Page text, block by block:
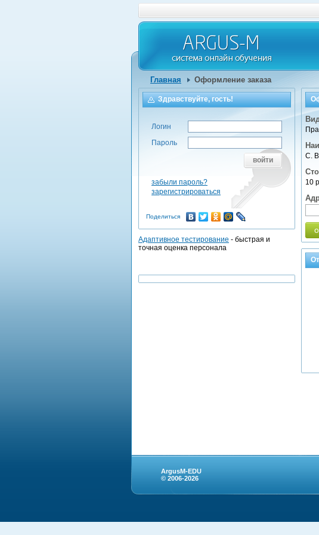
Главная Оформление заказа
С.
10
Здравствуйте, гость!
Логин
Пароль
войти
забыли пароль?
зарегистрироваться
Поделиться
Адаптивное тестирование - быстрая и
точная оценка персонала
ArgusM-EDU
© 2006-2026